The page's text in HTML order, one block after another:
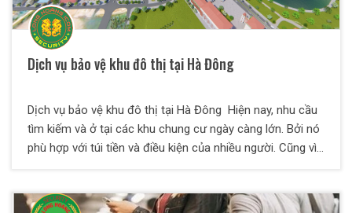
Dịch vụ bảo vệ khu đô thị tại Hà Đông
Dịch vụ bảo vệ khu đô thị tại Hà Đông Hiện nay, nhu cầu
tìm kiếm và ở tại các khu chung cư ngày càng lớn. Bởi nó
phù hợp với túi tiền và điều kiện của nhiều người. Cũng vì
nhiên, đây cũng là mục tiêu hàng đầu cho tội phạm và kẻ